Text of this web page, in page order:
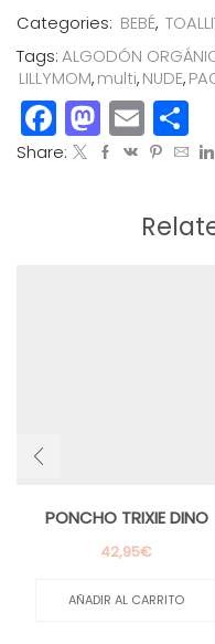
TOALLITAS
LACTANCIA
BRAVE
MULTI
NUDE
cantidad
Categories: BEBÉ,
Tags:ALGODÓN
LILLYMOM,multi,NUDE,
Facebook
Email
Share:
PONCHO TRIXIE DINO
42,95€
AÑADIR AL CARRITO